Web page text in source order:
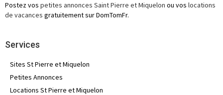
Postez vos petites annonces Saint Pierre et Miquelon ou vos locations
de vacances gratuitement sur DomTomFr.
Services
Sites St Pierre et Miquelon
Petites Annonces
Locations St Pierre et Miquelon